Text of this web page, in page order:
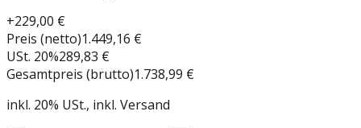
+229,00 €
Preis (netto)1.449,16 €
USt. 20%289,83 €
Gesamtpreis (brutto)1.738,99 €
inkl. 20% USt., inkl. Versand